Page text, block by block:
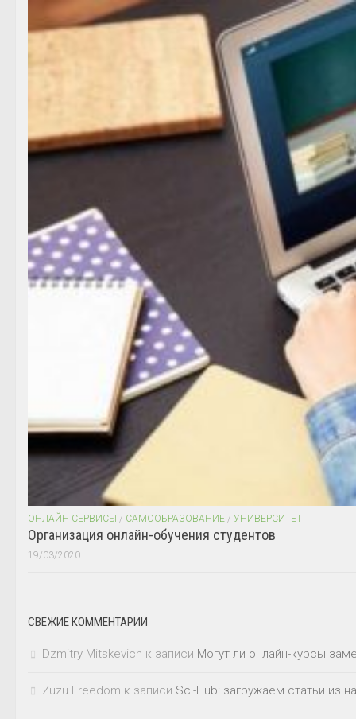
ОНЛАЙН СЕРВИСЫ / САМООБРАЗОВАНИЕ / УНИВЕРСИТЕТ
Организация онлайн-обучения студентов
19/03/2020
СВЕЖИЕ КОММЕНТАРИИ
Dzmitry Mitskevich к записи Могут ли онлайн-курсы
Zuzu Freedom к записи Sci-Hub: загружаем статьи из